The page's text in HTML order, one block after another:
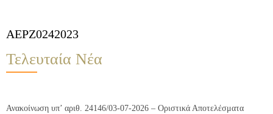
AEPZ0242023
Τελευταία Νέα
Ανακοίνωση υπ’ αριθ. 24146/03-07-2026 – Οριστικά Αποτελέσματα